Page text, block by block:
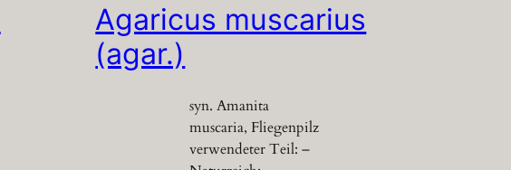
Agaricus muscarius
(agar.)
syn. Amanita
muscaria, Fliegenpilz
verwendeter Teil: –